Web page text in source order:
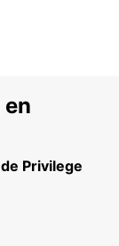
Privilege